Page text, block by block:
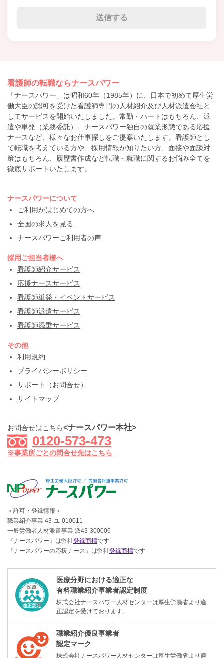
看護師の転職ならナースパワー
「ナースパワー」は昭和60年（1985年）に、日本で初めて厚生労
働大臣の認可を受けた看護師専門の人材紹介及び人材派遣会社と
してサービスを開始いたしました。常勤・パートはもちろん、派
遣や単発（業務委託）、ナースパワー独自の就業形態である応援
ナースなど、様々なお仕事探しをご提案いたします。看護師とし
て転職を考えている方や、採用情報が知りたい方、面接や面談対
策はもちろん、履歴書作成など転職・就職に関するお悩み全てを
徹底サポートいたします。
ナースパワーについて
ご利用がはじめての方へ
全国の求人を見る
ナースパワーご利用者の声
採用ご担当者様へ
看護師紹介サービス
応援ナースサービス
看護師単発・イベントサービス
看護師派遣サービス
看護師添乗サービス
その他
利用規約
プライバシーポリシー
サポート（お問合せ）
サイトマップ
お問合せはこちら<ナースパワー本社>
0120-573-473
※事業所ごとの問合せ先はこちら
＜許可・登録情報＞
職業紹介事業 43-ユ-010011
一般労働者人材派遣事業 派43-300006
『ナースパワー』は弊社登録商標です
『ナースパワーの応援ナース』は弊社登録商標です
医療分野における適正な
有料職業紹介事業者認定制度
株式会社ナースパワー人材センターは厚生労働省より適
正認定を受けております。
職業紹介優良事業者
認定マーク
株式会社ナースパワー人材センターは厚生労働省より適